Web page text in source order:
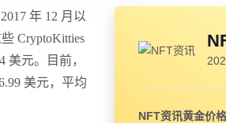
年 12 月以
CryptoKitties
美元。目前，
美元，平均
NFT资讯黄金价格